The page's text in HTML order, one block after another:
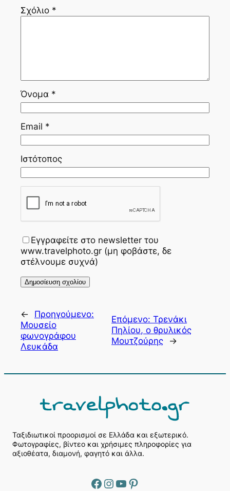
Σχόλιο *
Όνομα *
Email *
Ιστότοπος
Εγγραφείτε στο newsletter του
www.travelphoto.gr (μη φοβάστε, δε
στέλνουμε συχνά)
←
Προηγούμενο:
Μουσείο
φωνογράφου
Λευκάδα
Επόμενο:Τρενάκι
Πηλίου, ο θρυλικός
Μουτζούρης
→
Ταξιδιωτικοί προορισμοί σε Ελλάδα και εξωτερικό.
Φωτογραφίες, βίντεο και χρήσιμες πληροφορίες για
αξιοθέατα, διαμονή, φαγητό και άλλα.
Facebook Instagram YouTube Pinterest